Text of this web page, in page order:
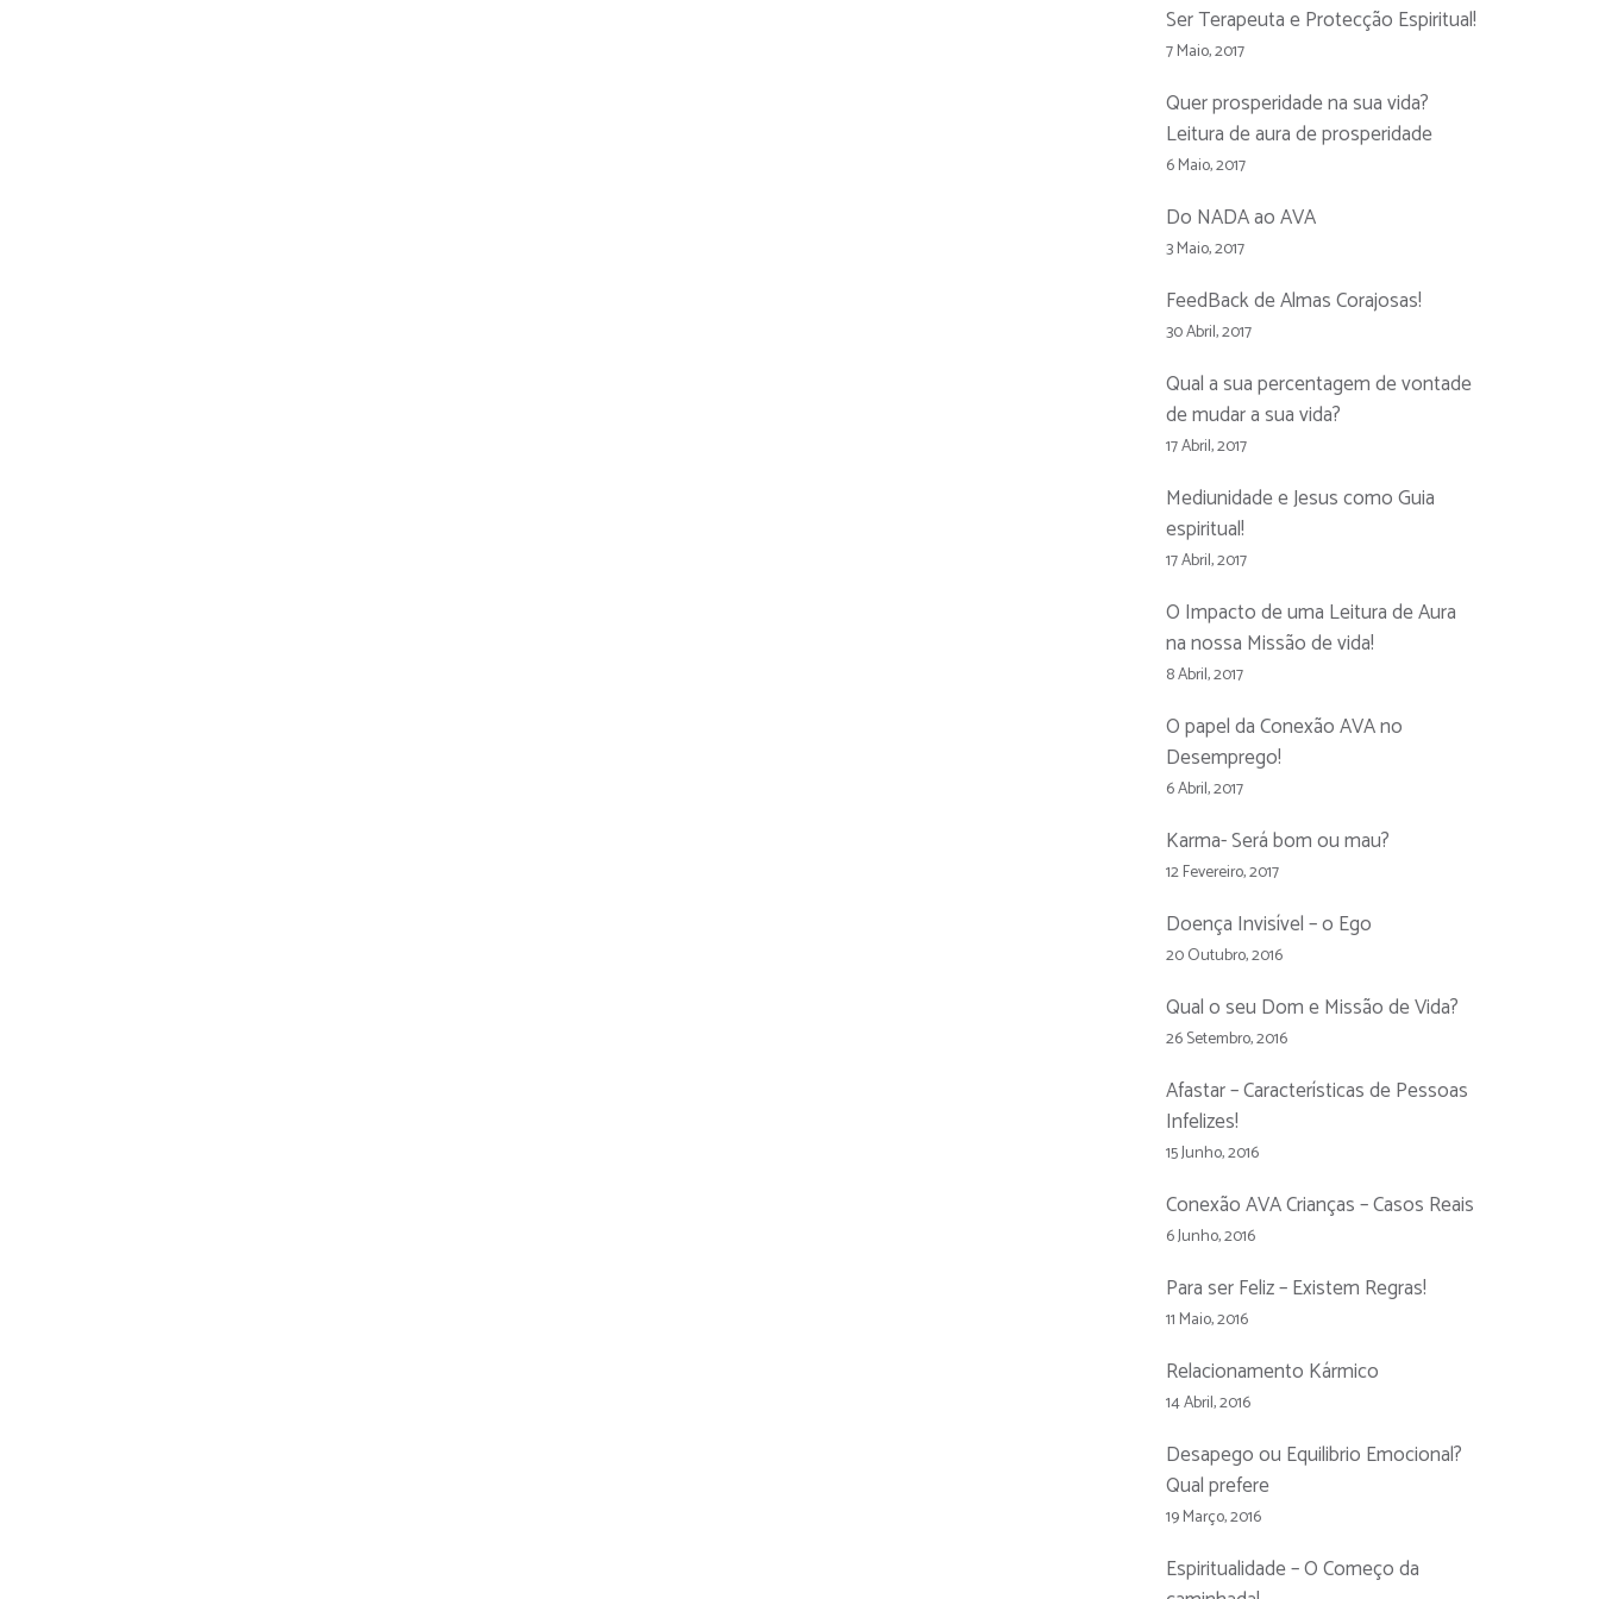
Ser Terapeuta e Protecção Espiritual!
7 Maio, 2017
Quer prosperidade na sua vida?
Leitura de aura de prosperidade
6 Maio, 2017
Do NADA ao AVA
3 Maio, 2017
FeedBack de Almas Corajosas!
30 Abril, 2017
Qual a sua percentagem de vontade
de mudar a sua vida?
17 Abril, 2017
Mediunidade e Jesus como Guia
espiritual!
17 Abril, 2017
O Impacto de uma Leitura de Aura
na nossa Missão de vida!
8 Abril, 2017
O papel da Conexão AVA no
Desemprego!
6 Abril, 2017
Karma- Será bom ou mau?
12 Fevereiro, 2017
Doença Invisível – o Ego
20 Outubro, 2016
Qual o seu Dom e Missão de Vida?
26 Setembro, 2016
Afastar – Características de Pessoas
Infelizes!
15 Junho, 2016
Conexão AVA Crianças – Casos Reais
6 Junho, 2016
Para ser Feliz – Existem Regras!
11 Maio, 2016
Relacionamento Kármico
14 Abril, 2016
Desapego ou Equilibrio Emocional?
Qual prefere
19 Março, 2016
Espiritualidade – O Começo da